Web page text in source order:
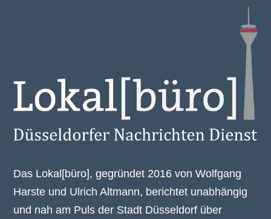
Das Lokal[büro], gegründet 2016 von Wolfgang
Harste und Ulrich Altmann, berichtet unabhängig
und nah am Puls der Stadt Düsseldorf über